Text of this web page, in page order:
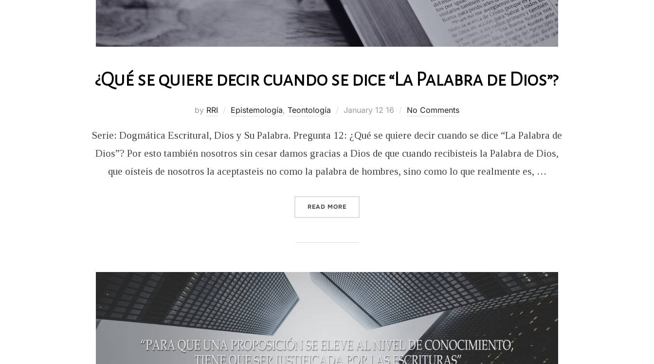
¿Qué se quiere decir cuando se dice “La Palabra de Dios”?
by RRI Epistemología, Teontología
Posted
January 12 16 No Comments
Serie: Dogmática Escritural, Dios y Su Palabra. Pregunta 12: ¿Qué se quiere decir cuando se dice “La Palabra de
Dios”? Por esto también nosotros sin cesar damos gracias a Dios de que cuando recibisteis la Palabra de Dios,
que oísteis de nosotros la aceptasteis no como la palabra de hombres, sino como lo que realmente es, …
READ MORE